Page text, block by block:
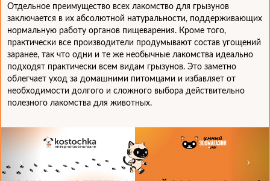
Отдельное преимущество всех лакомство для грызунов
заключается в их абсолютной натуральности, поддерживающих
нормальную работу органов пищеварения. Кроме того,
практически все производители продумывают состав угощений
заранее, так что одни и те же необычные лакомства идеально
подходят практически всем видам грызунов. Это заметно
облегчает уход за домашними питомцами и избавляет от
необходимости долгого и сложного выбора действительно
полезного лакомства для животных.